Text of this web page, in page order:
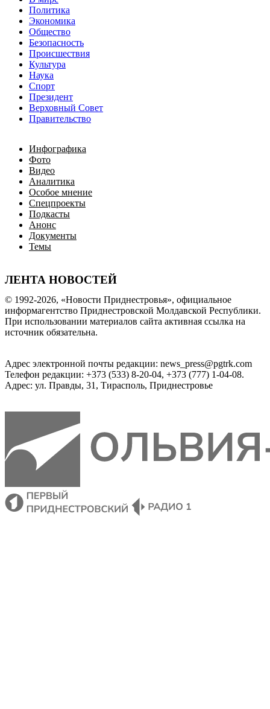
Политика
Экономика
Общество
Безопасность
Происшествия
Культура
Наука
Спорт
Президент
Верховный Совет
Правительство
Инфографика
Фото
Видео
Аналитика
Особое мнение
Спецпроекты
Подкасты
Анонс
Документы
Темы
ЛЕНТА НОВОСТЕЙ
© 1992-2026, «Новости Приднестровья», официальное
информагентство Приднестровской Молдавской Республики.
При использовании материалов сайта активная ссылка на
источник обязательна.
Адрес электронной почты редакции: news_press@pgtrk.com
Телефон редакции: +373 (533) 8-20-04, +373 (777) 1-04-08.
Адрес: ул. Правды, 31, Тирасполь, Приднестровье